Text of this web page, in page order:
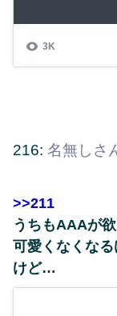
216: 名無しさ
>>211
うちもAAAが
可愛くなくな
けど…